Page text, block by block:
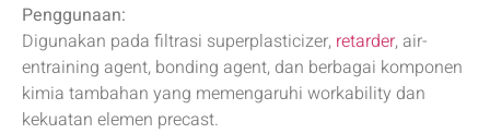
Penggunaan:
Digunakan pada filtrasi superplasticizer, retarder, air-
entraining agent, bonding agent, dan berbagai komponen
kimia tambahan yang memengaruhi workability dan
kekuatan elemen precast.